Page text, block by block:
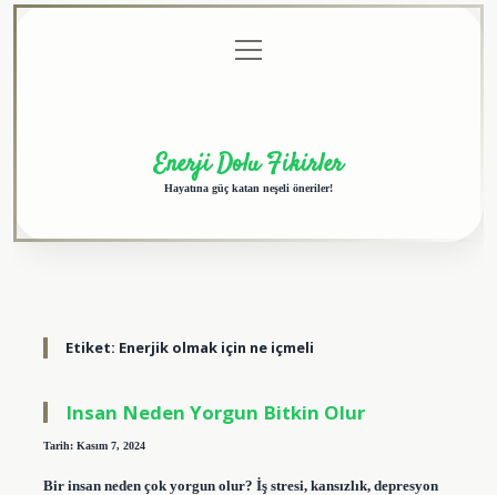
menüyü
aç
Enerji Dolu Fikirler
Hayatına güç katan neşeli öneriler!
Etiket: Enerjik olmak için ne içmeli
Insan Neden Yorgun Bitkin Olur
Tarih: Kasım 7, 2024
Bir insan neden çok yorgun olur? İş stresi, kansızlık, depresyon